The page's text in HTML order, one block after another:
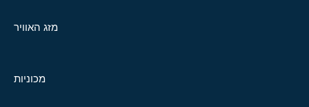
מזג האוויר
מכוניות